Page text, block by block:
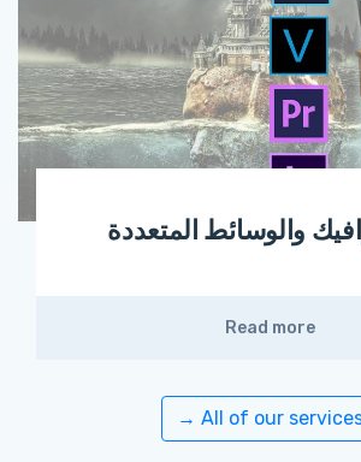
والوسائط المتعددة
Read more
All of our services